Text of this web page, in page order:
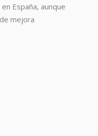
España, aunque
mejora